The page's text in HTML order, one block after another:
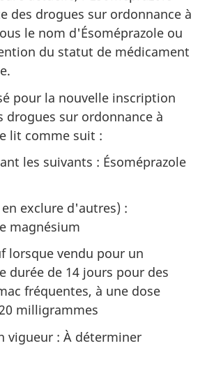
des drogues sur ordonnance à
le nom d'Ésoméprazole ou
du statut de médicament
pour la nouvelle inscription
drogues sur ordonnance à
lit comme suit :
les suivants : Ésoméprazole
exclure d'autres) :
magnésium
lorsque vendu pour un
durée de 14 jours pour des
fréquentes, à une dose
milligrammes
vigueur : À déterminer